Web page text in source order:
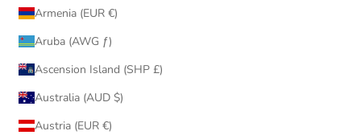
Armenia (EUR €)
Aruba (AWG ƒ)
Ascension Island (SHP £)
Australia (AUD $)
Austria (EUR €)